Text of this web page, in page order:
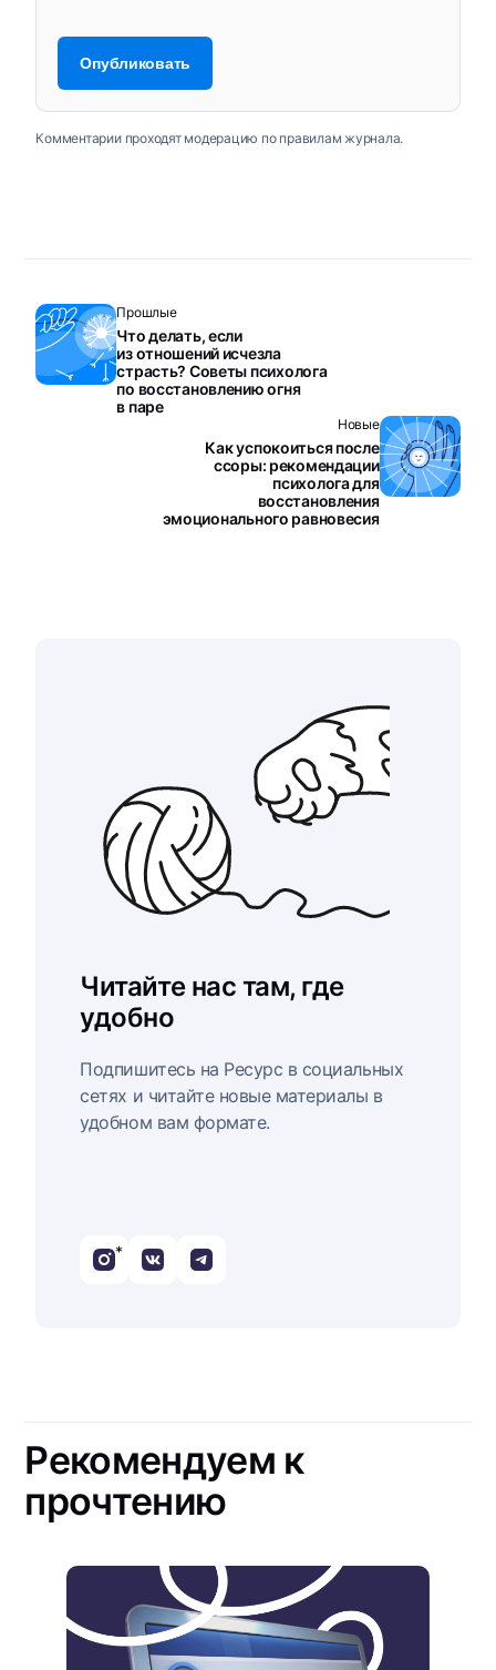
Комментарии проходят модерацию по правилам журнала.
Прошлые
Что делать, если
из отношений исчезла
страсть? Советы психолога
по восстановлению огня
в паре
Новые
Как успокоиться после
ссоры: рекомендации
психолога для
восстановления
эмоционального равновесия
Читайте нас там, где
удобно
Подпишитесь на Ресурс в социальных
сетях и читайте новые материалы в
удобном вам формате.
*
Рекомендуем к
прочтению